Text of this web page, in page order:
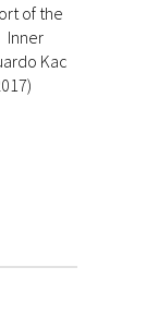
of the
Inner
Kac